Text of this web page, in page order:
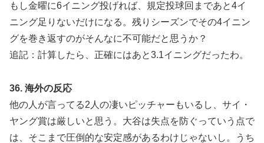
もし金曜に6イニング投げれば、規定投球回まであと4イ
ニング足りないだけになる。残りシーズンでその4イニン
グを巻き返すのがそんなに不可能だと思うか？
追記：計算したら、正確にはあと3.1イニングだったわ。
36. 海外の反応
他の人が言ってる2人の凄いピッチャーもいるし、サイ・
ヤング賞は厳しいと思う。大谷は失点を防ぐっていう点で
は、そこまで圧倒的な安定感があるわけじゃないし。うち